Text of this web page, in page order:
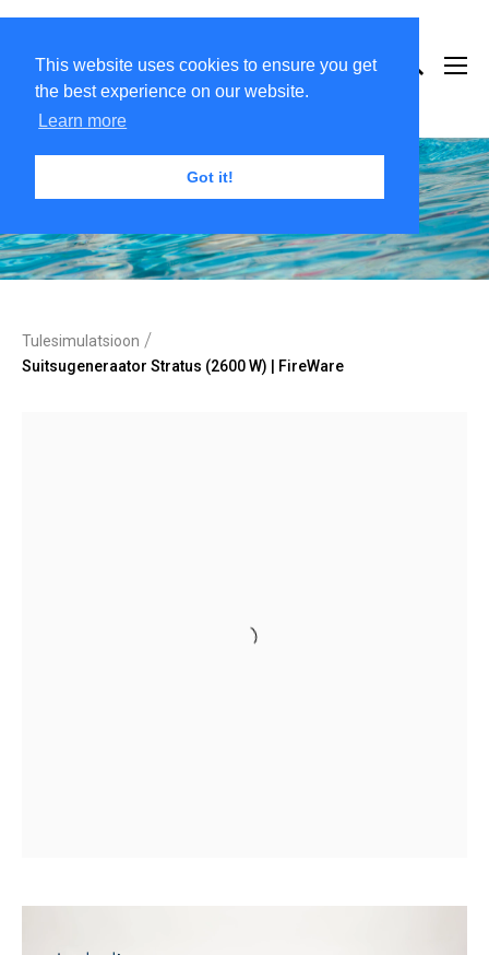
This website uses cookies to ensure you get
the best experience on our website.
Learn more
Got it!
Tulesimulatsioon /
Suitsugeneraator Stratus (2600 W) | FireWare